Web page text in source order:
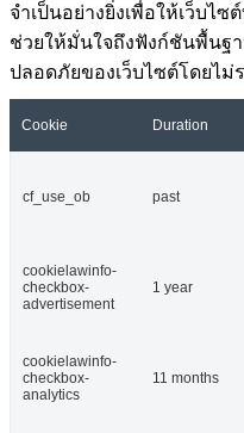
จำเป็นอย่างยิ่งเพื่อให้เว็บไ
ช่วยให้มั่นใจถึงฟังก์ชันพื้น
ปลอดภัยของเว็บไซต์โดยไม่
Cookie Duration
cf_use_ob past
cookielawinfo-
checkbox-
advertisement
1 year
cookielawinfo-
checkbox-
analytics
11 months